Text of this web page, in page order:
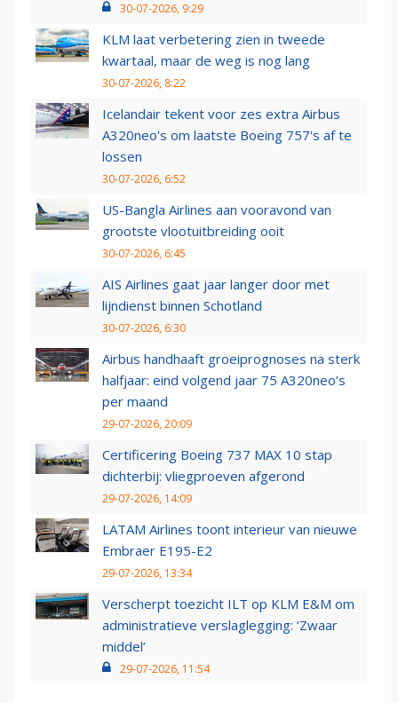
30-07-2026, 9:29
KLM laat verbetering zien in tweede
kwartaal, maar de weg is nog lang
30-07-2026, 8:22
Icelandair tekent voor zes extra Airbus
A320neo's om laatste Boeing 757's af te
lossen
30-07-2026, 6:52
US-Bangla Airlines aan vooravond van
grootste vlootuitbreiding ooit
30-07-2026, 6:45
AIS Airlines gaat jaar langer door met
lijndienst binnen Schotland
30-07-2026, 6:30
Airbus handhaaft groeiprognoses na sterk
halfjaar: eind volgend jaar 75 A320neo’s
per maand
29-07-2026, 20:09
Certificering Boeing 737 MAX 10 stap
dichterbij: vliegproeven afgerond
29-07-2026, 14:09
LATAM Airlines toont interieur van nieuwe
Embraer E195-E2
29-07-2026, 13:34
Verscherpt toezicht ILT op KLM E&M om
administratieve verslaglegging: ‘Zwaar
middel’
29-07-2026, 11:54